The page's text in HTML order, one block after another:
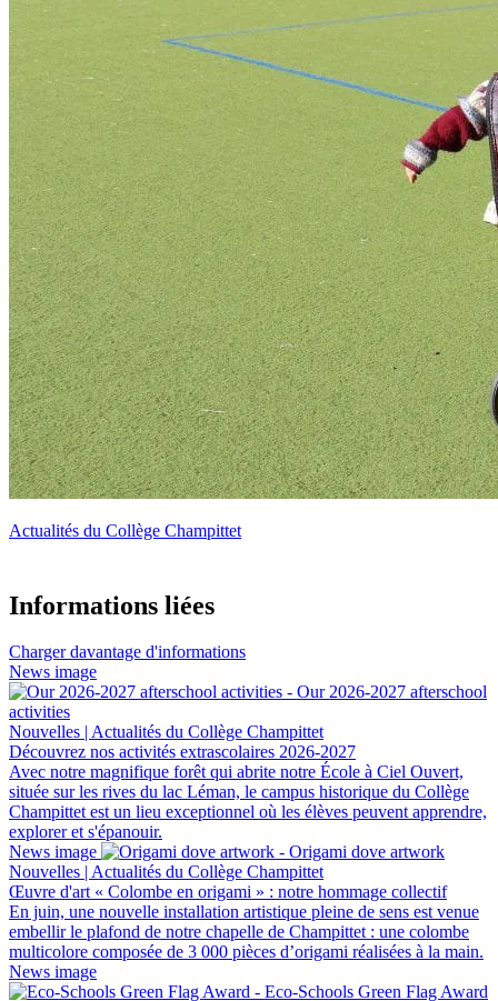
Actualités du Collège Champittet
Informations liées
Charger davantage d'informations
News image
Nouvelles | Actualités du Collège Champittet
Découvrez nos activités extrascolaires 2026-2027
Avec notre magnifique forêt qui abrite notre École à Ciel Ouvert,
située sur les rives du lac Léman, le campus historique du Collège
Champittet est un lieu exceptionnel où les élèves peuvent apprendre,
explorer et s'épanouir.
News image
Nouvelles | Actualités du Collège Champittet
Œuvre d'art « Colombe en origami » : notre hommage collectif
En juin, une nouvelle installation artistique pleine de sens est venue
embellir le plafond de notre chapelle de Champittet : une colombe
multicolore composée de 3 000 pièces d’origami réalisées à la main.
News image